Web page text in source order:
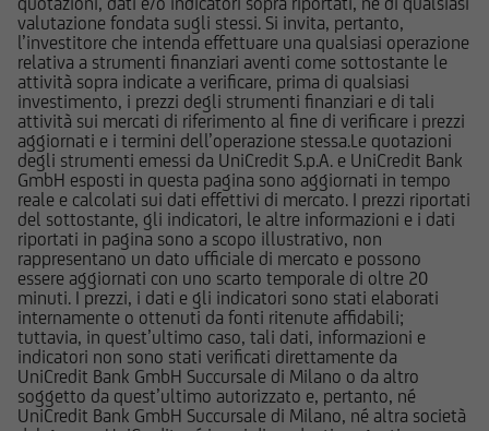
valutazione fondata sugli stessi. Si invita, pertanto,
l’investitore che intenda effettuare una qualsiasi operazione
relativa a strumenti finanziari aventi come sottostante le
attività sopra indicate a verificare, prima di qualsiasi
investimento, i prezzi degli strumenti finanziari e di tali
attività sui mercati di riferimento al fine di verificare i prezzi
aggiornati e i termini dell’operazione stessa.Le quotazioni
degli strumenti emessi da UniCredit S.p.A. e UniCredit Bank
GmbH esposti in questa pagina sono aggiornati in tempo
reale e calcolati sui dati effettivi di mercato. I prezzi riportati
del sottostante, gli indicatori, le altre informazioni e i dati
riportati in pagina sono a scopo illustrativo, non
rappresentano un dato ufficiale di mercato e possono
essere aggiornati con uno scarto temporale di oltre 20
minuti. I prezzi, i dati e gli indicatori sono stati elaborati
internamente o ottenuti da fonti ritenute affidabili;
tuttavia, in quest’ultimo caso, tali dati, informazioni e
indicatori non sono stati verificati direttamente da
UniCredit Bank GmbH Succursale di Milano o da altro
soggetto da quest’ultimo autorizzato e, pertanto, né
UniCredit Bank GmbH Succursale di Milano, né altra società
corso, l'utente dovrà leggere attentamente il
prospetto informativo di riferimento,
disponibile, insieme ai pertinenti Final
Terms/Condizioni Definitive sul sito web
dell'emittente e dei collocatori. Tutte le
informazioni pubblicate sul Sito, ivi comprese
quelle sui rischi, sul trattamento fiscale e sul
dettaglio dei costi relativi agli strumenti
finanziari cui si riferiscono le informazioni
pubblicate sul Sito, devono essere pertanto
necessariamente integrate con quelle contenute
nei suddetti documenti. UniCredit Bank GmbH -
Succursale di Milano non è in nessun caso
responsabile delle decisioni di investimento
prese autonomamente dall'utente sulla base
delle informazioni e documenti pubblicati sul
Sito.